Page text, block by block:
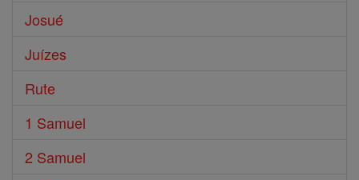
Josué
Juízes
Rute
1 Samuel
2 Samuel